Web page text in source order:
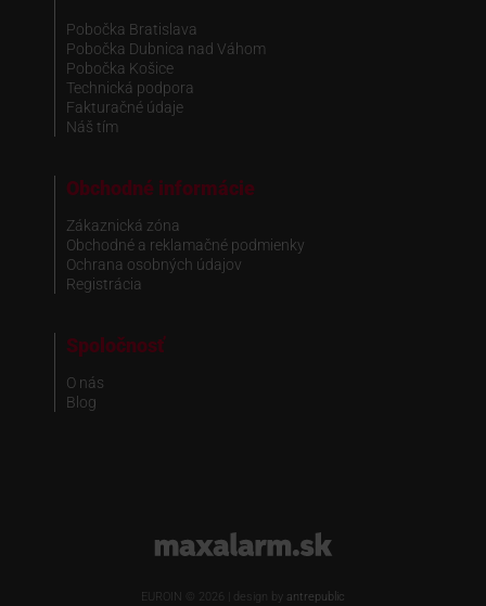
Pobočka Bratislava
Pobočka Dubnica nad Váhom
Pobočka Košice
Technická podpora
Fakturačné údaje
Náš tím
Obchodné informácie
Zákaznická zóna
Obchodné a reklamačné podmienky
Ochrana osobných údajov
Registrácia
Spoločnosť
O nás
Blog
www.maxalarm.sk
EUROIN © 2026 | design by antrepublic